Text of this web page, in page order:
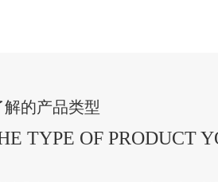
的产品类型
TYPE OF PRODUCT